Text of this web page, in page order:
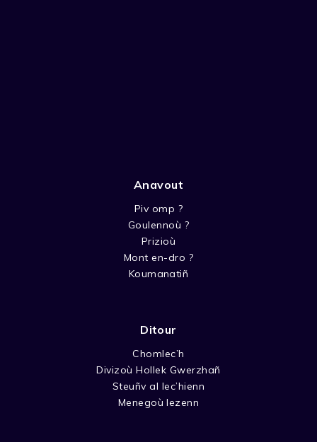
Anavout
Piv omp ?
Goulennoù ?
Prizioù
Mont en-dro ?
Koumanatiñ
Ditour
Chomlec’h
Divizoù Hollek Gwerzhañ
Steuñv al lec’hienn
Menegoù lezenn